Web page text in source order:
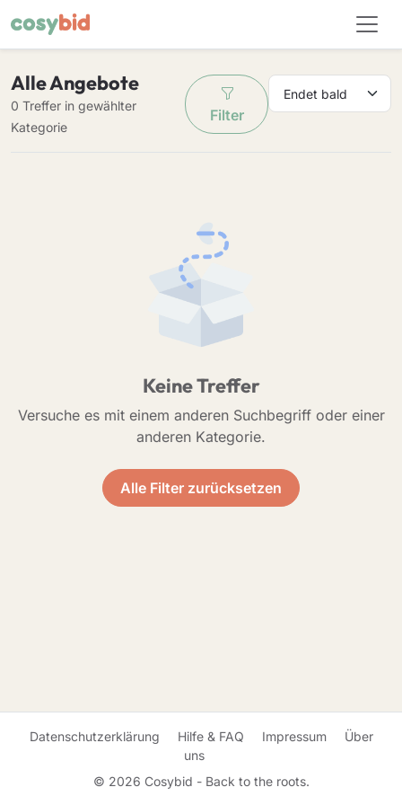
Alle Angebote
0 Treffer in gewählter
Kategorie
Filter
Keine Treffer
Versuche es mit einem anderen Suchbegriff oder einer
anderen Kategorie.
Alle Filter zurücksetzen
Datenschutzerklärung Hilfe & FAQ Impressum
Über
uns
© 2026 Cosybid - Back to the roots.